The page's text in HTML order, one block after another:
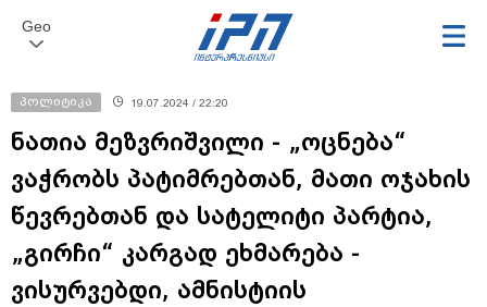
Geo
პოლიტიკა 19.07.2024 / 22:20
ნათია მეზვრიშვილი - „ოცნება“
ვაჭრობს პატიმრებთან, მათი ოჯახის
წევრებთან და სატელიტი პარტია,
„გირჩი“ კარგად ეხმარება -
ვისურვებდი, ამნისტიის